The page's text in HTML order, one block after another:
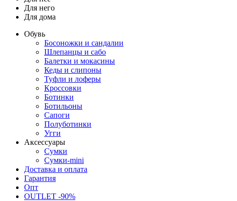
Для него
Для дома
Обувь
Босоножки и сандалии
Шлепанцы и сабо
Балетки и мокасины
Кеды и слипоны
Туфли и лоферы
Кроссовки
Ботинки
Ботильоны
Сапоги
Полуботинки
Угги
Аксессуары
Сумки
Сумки-mini
Доставка и оплата
Гарантия
Опт
OUTLET -90%